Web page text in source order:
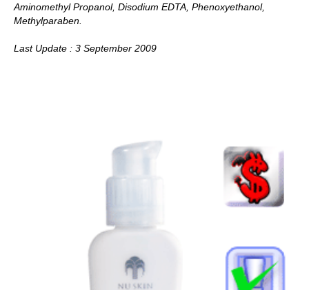
Aminomethyl Propanol, Disodium EDTA, Phenoxyethanol,
Methylparaben.
Last Update : 3 September 2009